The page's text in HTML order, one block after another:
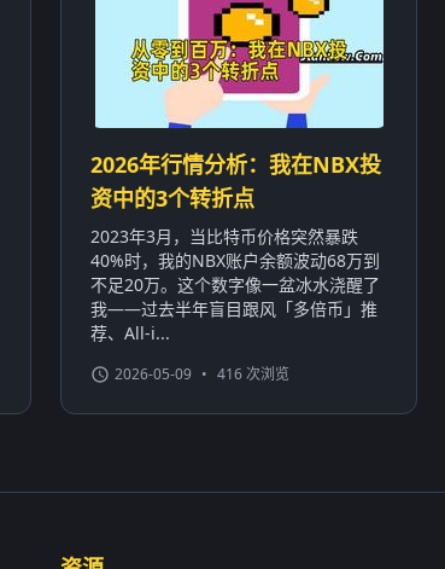
2026年行情分析：我在NBX投
资中的3个转折点
2023年3月，当比特币价格突然暴跌
40%时，我的NBX账户余额波动68万到
不足20万。这个数字像一盆冰水浇醒了
我——过去半年盲目跟风「多倍币」推
荐、All-i...
2026-05-09 • 416 次浏览